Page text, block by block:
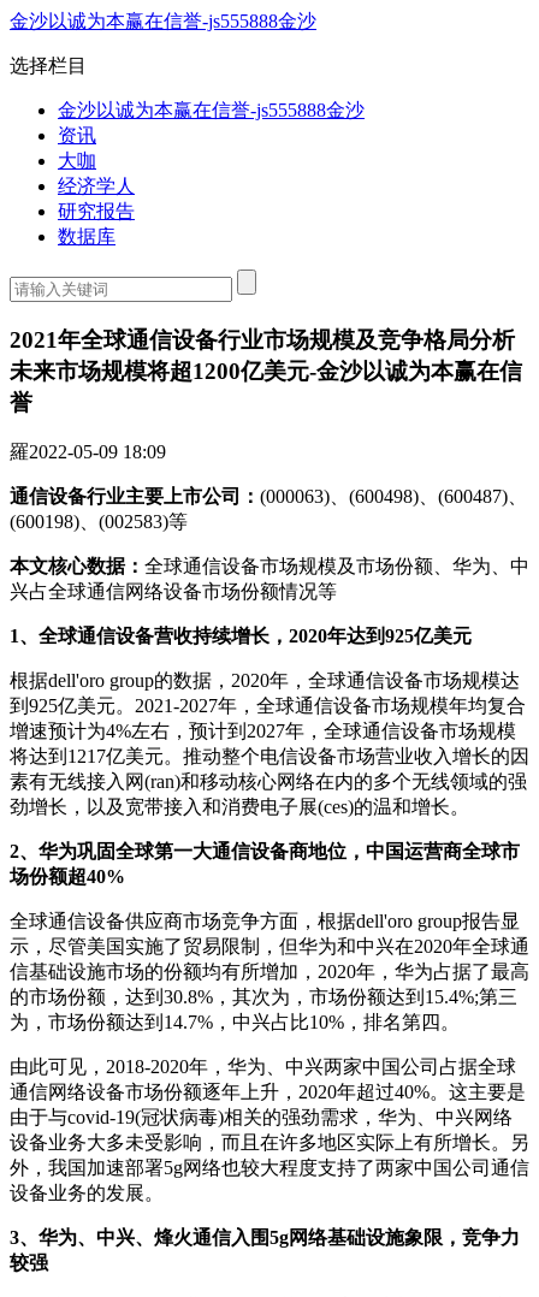
金沙以诚为本赢在信誉-js555888金沙
选择栏目
金沙以诚为本赢在信誉-js555888金沙
资讯
大咖
经济学人
研究报告
数据库
2021年全球通信设备行业市场规模及竞争格局分析
未来市场规模将超1200亿美元-金沙以诚为本赢在信
誉
羅2022-05-09 18:09
通信设备行业主要上市公司： (000063)、(600498)、(600487)、
(600198)、(002583)等
本文核心数据： 全球通信设备市场规模及市场份额、华为、中
兴占全球通信网络设备市场份额情况等
1、全球通信设备营收持续增长，2020年达到925亿美元
根据dell'oro group的数据，2020年，全球通信设备市场规模达
到925亿美元。2021-2027年，全球通信设备市场规模年均复合
增速预计为4%左右，预计到2027年，全球通信设备市场规模
将达到1217亿美元。推动整个电信设备市场营业收入增长的因
素有无线接入网(ran)和移动核心网络在内的多个无线领域的强
劲增长，以及宽带接入和消费电子展(ces)的温和增长。
2、华为巩固全球第一大通信设备商地位，中国运营商全球市
场份额超40%
全球通信设备供应商市场竞争方面，根据dell'oro group报告显
示，尽管美国实施了贸易限制，但华为和中兴在2020年全球通
信基础设施市场的份额均有所增加，2020年，华为占据了最高
的市场份额，达到30.8%，其次为，市场份额达到15.4%;第三
为，市场份额达到14.7%，中兴占比10%，排名第四。
由此可见，2018-2020年，华为、中兴两家中国公司占据全球
通信网络设备市场份额逐年上升，2020年超过40%。这主要是
由于与covid-19(冠状病毒)相关的强劲需求，华为、中兴网络
设备业务大多未受影响，而且在许多地区实际上有所增长。另
外，我国加速部署5g网络也较大程度支持了两家中国公司通信
设备业务的发展。
3、华为、中兴、烽火通信入围5g网络基础设施象限，竞争力
较强